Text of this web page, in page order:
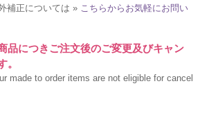
補正については » こちらからお気軽にお問い
品につきご注文後のご変更及びキャン
。
made to order items are not eligible for cancel